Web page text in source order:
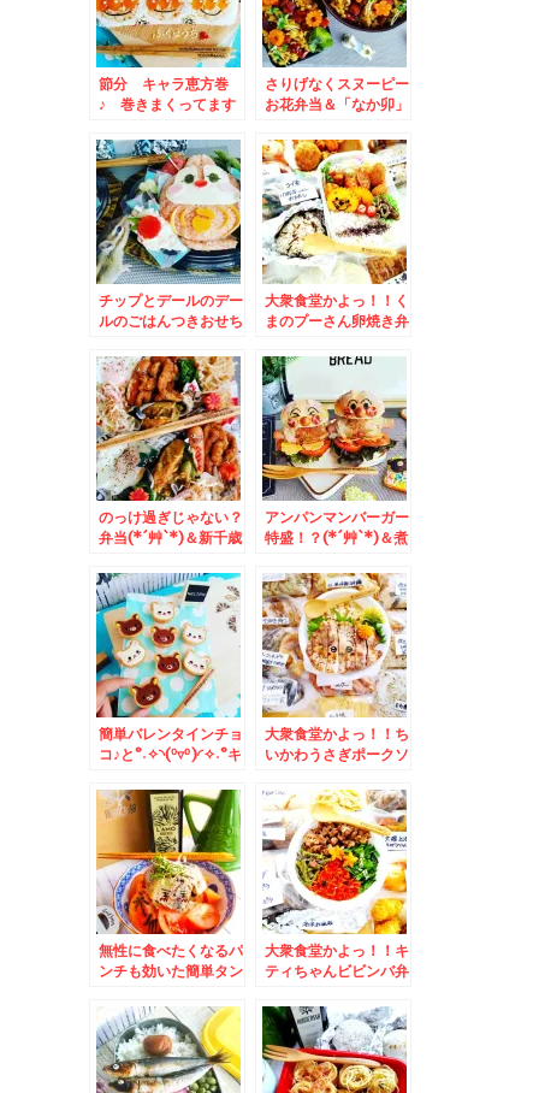
節分 キャラ恵方巻
♪ 巻きまくってます
さりげなくスヌーピー
お花弁当＆「なか卯」
鮭鶏小鉢朝食」で大満
足♪
チップとデールのデー
ルのごはんつきおせち
らえもん一人おせち
大衆食堂かよっ！！く
まのプーさん卵焼き弁
ド「餃子のみよしの」
さんの「野菜餃子」が
好み～♪(*´艸`*)店舗
限定なので気をつけ
て！
のっけ過ぎじゃない？
弁当(*´艸`*)＆新千歳
ウトナイ店」さんの
「笹寿司」鮭と鯛と
「うぐいす餅」(*´艸
`*)またもやウトナイ
おはぎ売り切れ(´；
ω；`)ｳｩｩ
アンパンマンバーガー
特盛！？(*´艸`*)＆煮
ベスト「らー麺 山さ
わ」さんの「あっさり
煮干し」麺固め「岩海
苔」トッピング♪あぁ
幸せ～～(*´艸`*)
簡単バレンタインチョ
コ♪と°˖✧◝(⁰▿⁰)◜✧˖°キ
♪
大衆食堂かよっ！！ち
いかわうさぎポークソ
ングデー＆24時間営
業「半田屋」さんって
リーズナブルすぎる上
に自分好みにカスタマ
イズ♪豚汁・カレーも♪
無性に食べたくなるパ
ンチも効いた簡単タン
シピ
大衆食堂かよっ！！キ
ティちゃんビビンバ弁
ー＆札幌中央区「江戸
前金寿司」の「おまか
せ」握り♪カウンター
でリーズナブルにいた